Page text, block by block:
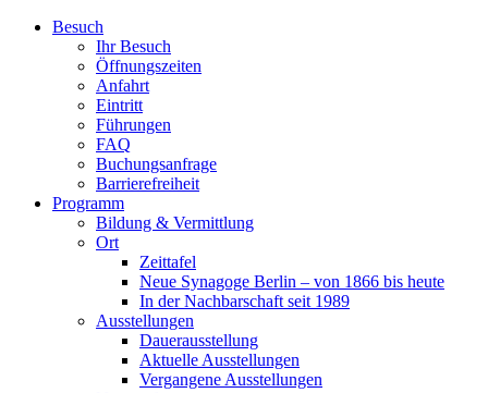
Zum
Besuch
Ihr Besuch
Öffnungszeiten
Anfahrt
Eintritt
Führungen
FAQ
Buchungsanfrage
Barrierefreiheit
Programm
Bildung & Vermittlung
Ort
Zeittafel
Neue Synagoge Berlin – von 1866 bis heute
In der Nachbarschaft seit 1989
Ausstellungen
Dauerausstellung
Aktuelle Ausstellungen
Vergangene Ausstellungen